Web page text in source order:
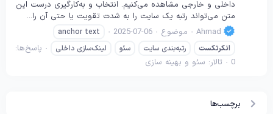
داخلی و خارجی مشاهده می‌کنیم. انتخاب و به‌کارگیری درست این
متن می‌تواند رتبه یک سایت را به شدت تقویت یا حتی آن را...
Ahmad
موضوع 2025-07-06
anchor text
انکرتکست
رتبه‌بندی سایت سئو لینک‌سازی داخلی
پاسخ‌ها:
0
تالار: سئو و بهینه سازی
برچسب‌ها